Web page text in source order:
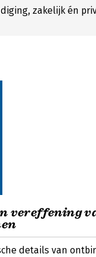
zakelijk én
vereffening
details van